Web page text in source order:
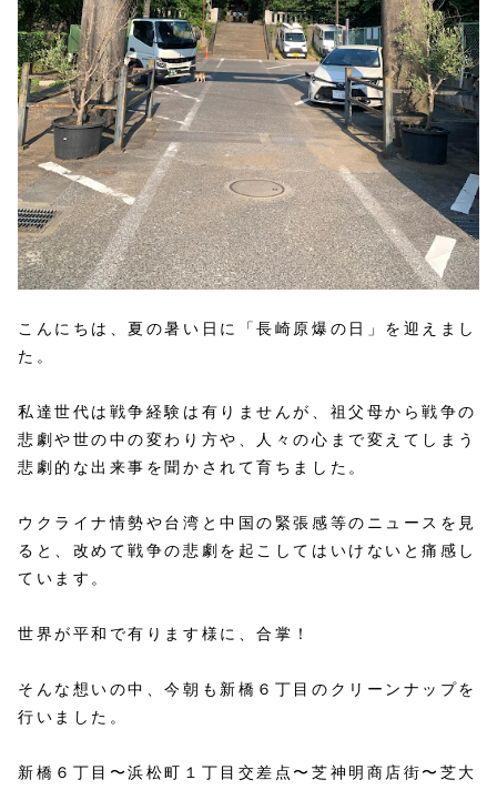
こんにちは、夏の暑い日に「長崎原爆の日」を迎えまし
た。
私達世代は戦争経験は有りませんが、祖父母から戦争の
悲劇や世の中の変わり方や、人々の心まで変えてしまう
悲劇的な出来事を聞かされて育ちました。
ウクライナ情勢や台湾と中国の緊張感等のニュースを見
ると、改めて戦争の悲劇を起こしてはいけないと痛感し
ています。
世界が平和で有ります様に、合掌！
そんな想いの中、今朝も新橋６丁目のクリーンナップを
行いました。
新橋６丁目〜浜松町１丁目交差点〜芝神明商店街〜芝大